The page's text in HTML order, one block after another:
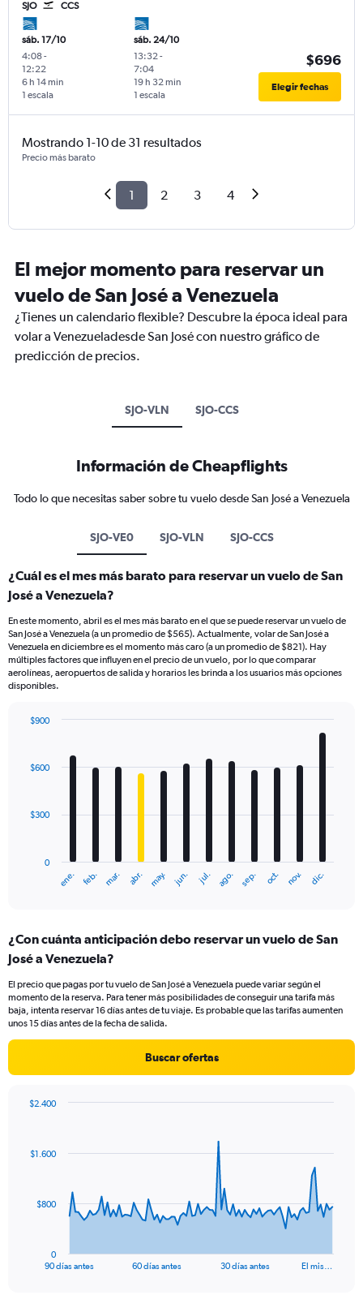
SJO CCS
sáb. 17/10
4:08-
12:22
1 escala
6 h 14 min
sáb. 24/10
13:32-
7:04
1 escala
19 h 32 min
$696
Elegir fechas
Mostrando 1-10 de 31 resultados
Precio más barato
1 2 3 4
El mejor momento para reservar un
vuelo de San José a Venezuela
¿Tienes un calendario flexible? Descubre la época ideal para
volar a Venezueladesde San José con nuestro gráfico de
predicción de precios.
SJO-VLN SJO-CCS
Información de Cheapflights
Todo lo que necesitas saber sobre tu vuelo desde San José a Venezuela
SJO-VE0 SJO-VLN SJO-CCS
¿Cuál es el mes más barato para reservar un vuelo de San
José a Venezuela?
En este momento, abril es el mes más barato en el que se puede reservar un vuelo de
San José a Venezuela (a un promedio de $565). Actualmente, volar de San José a
Venezuela en diciembre es el momento más caro (a un promedio de $821). Hay
múltiples factores que influyen en el precio de un vuelo, por lo que comparar
aerolíneas, aeropuertos de salida y horarios les brinda a los usuarios más opciones
disponibles.
with
12
The
Range:
12
The
chart
has
1
values.
900.
ene. feb. mar. abr. may. jun. jul. ago. sep. oct. nov. dic.
0
$300
$600
$900
¿Con cuánta anticipación debo reservar un vuelo de San
José a Venezuela?
El precio que pagas por tu vuelo de San José a Venezuela puede variar según el
momento de la reserva. Para tener más posibilidades de conseguir una tarifa más
baja, intenta reservar 16 días antes de tu viaje. Es probable que las tarifas aumenten
unos 15 días antes de la fecha de salida.
Buscar ofertas
data
The
90 días antes 60 días antes 30 días antes El mis…
0
$800
$1.600
$2.400